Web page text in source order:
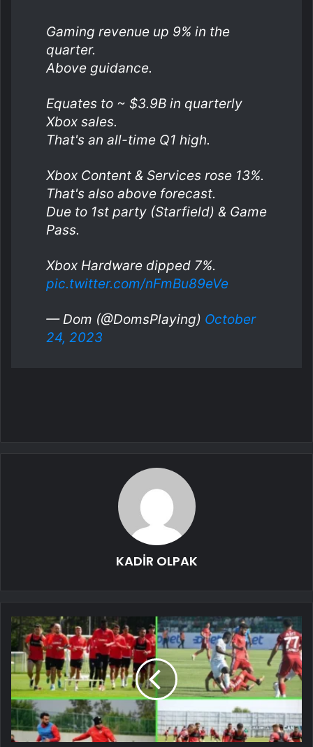
Gaming revenue up 9% in the
quarter.
Above guidance.
Equates to ~ $3.9B in quarterly
Xbox sales.
That's an all-time Q1 high.
Xbox Content & Services rose 13%.
That's also above forecast.
Due to 1st party (Starfield) & Game
Pass.
Xbox Hardware dipped 7%.
pic.twitter.com/nFmBu89eVe
— Dom (@DomsPlaying) October
24, 2023
KADİR OLPAK